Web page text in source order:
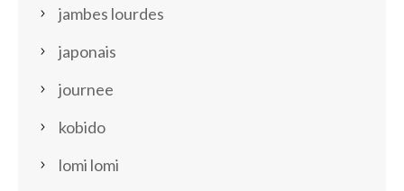
jambes lourdes
japonais
journee
kobido
lomi lomi